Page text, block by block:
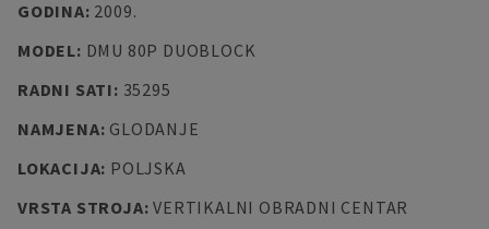
GODINA: 2009.
MODEL: DMU 80P DUOBLOCK
RADNI SATI: 35295
NAMJENA: GLODANJE
LOKACIJA: POLJSKA
VRSTA STROJA:VERTIKALNI OBRADNI CENTAR